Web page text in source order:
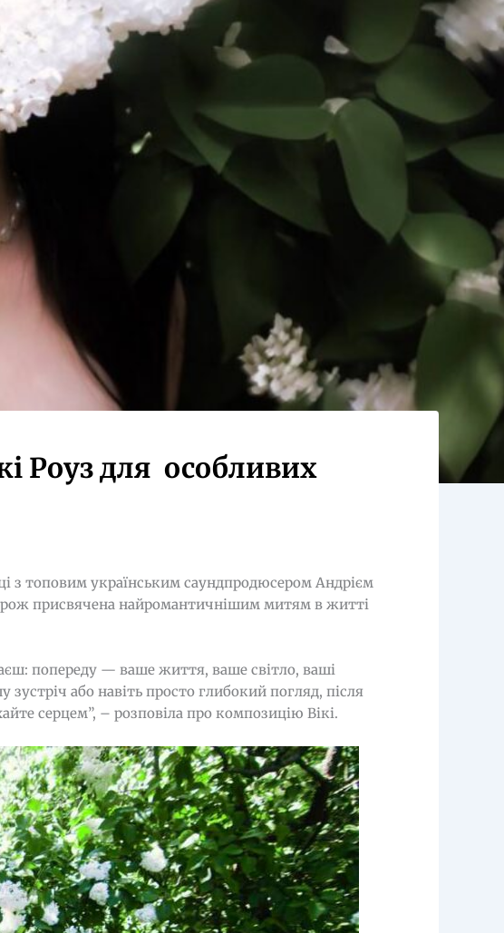
Роуз для особливих
з топовим українським саундпродюсером Андрієм
присвячена найромантичнішим митям в житті
попереду — ваше життя, ваше світло, ваші
або навіть просто глибокий погляд, після
серцем”, – розповіла про композицію Вікі.